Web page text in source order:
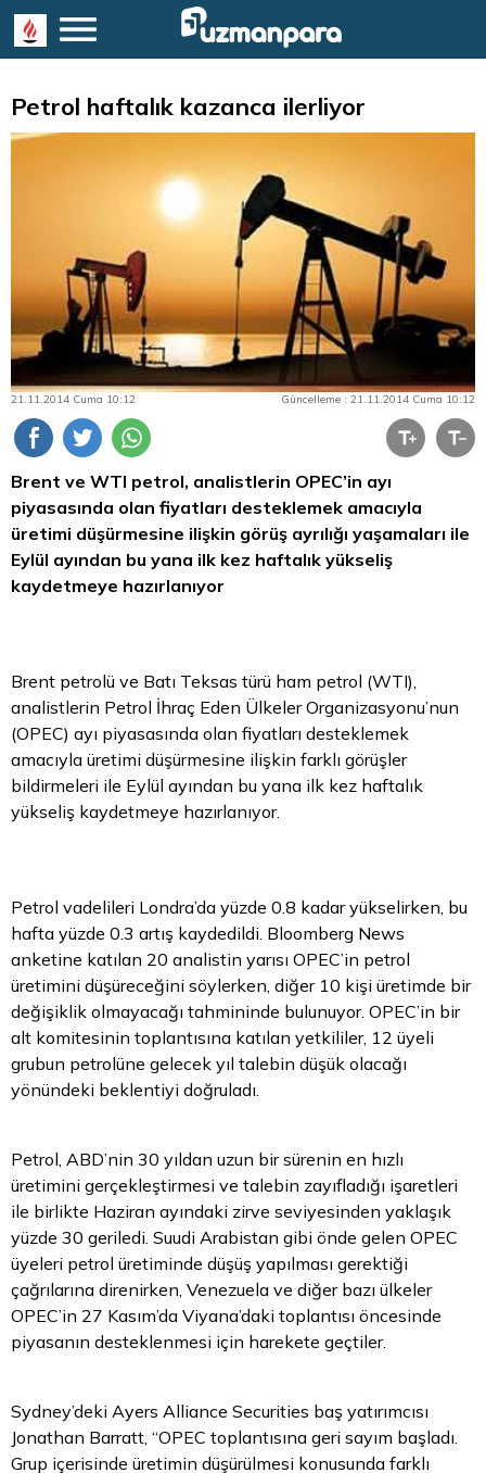
Petrol haftalık kazanca ilerliyor
21.11.2014 Cuma 10:12 Güncelleme : 21.11.2014 Cuma 10:12
Brent ve WTI petrol, analistlerin OPEC’in ayı
piyasasında olan fiyatları desteklemek amacıyla
üretimi düşürmesine ilişkin görüş ayrılığı yaşamaları ile
Eylül ayından bu yana ilk kez haftalık yükseliş
kaydetmeye hazırlanıyor
Brent petrolü ve Batı Teksas türü ham petrol (WTI),
analistlerin Petrol İhraç Eden Ülkeler Organizasyonu’nun
(OPEC) ayı piyasasında olan fiyatları desteklemek
amacıyla üretimi düşürmesine ilişkin farklı görüşler
bildirmeleri ile Eylül ayından bu yana ilk kez haftalık
yükseliş kaydetmeye hazırlanıyor.
Petrol vadelileri Londra’da yüzde 0.8 kadar yükselirken, bu
hafta yüzde 0.3 artış kaydedildi. Bloomberg News
anketine katılan 20 analistin yarısı OPEC’in petrol
üretimini düşüreceğini söylerken, diğer 10 kişi üretimde bir
değişiklik olmayacağı tahmininde bulunuyor. OPEC’in bir
alt komitesinin toplantısına katılan yetkililer, 12 üyeli
grubun petrolüne gelecek yıl talebin düşük olacağı
yönündeki beklentiyi doğruladı.
Petrol, ABD’nin 30 yıldan uzun bir sürenin en hızlı
üretimini gerçekleştirmesi ve talebin zayıfladığı işaretleri
ile birlikte Haziran ayındaki zirve seviyesinden yaklaşık
yüzde 30 geriledi. Suudi Arabistan gibi önde gelen OPEC
üyeleri petrol üretiminde düşüş yapılması gerektiği
çağrılarına direnirken, Venezuela ve diğer bazı ülkeler
OPEC’in 27 Kasım’da Viyana’daki toplantısı öncesinde
piyasanın desteklenmesi için harekete geçtiler.
Sydney’deki Ayers Alliance Securities baş yatırımcısı
Jonathan Barratt, “OPEC toplantısına geri sayım başladı.
Grup içerisinde üretimin düşürülmesi konusunda farklı